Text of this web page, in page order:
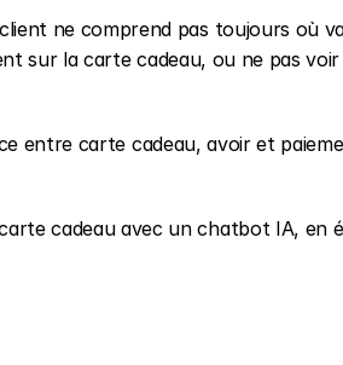
ne comprend pas toujours où
sur la carte cadeau, ou ne pas voir
entre carte cadeau, avoir et
cadeau avec un chatbot IA, en